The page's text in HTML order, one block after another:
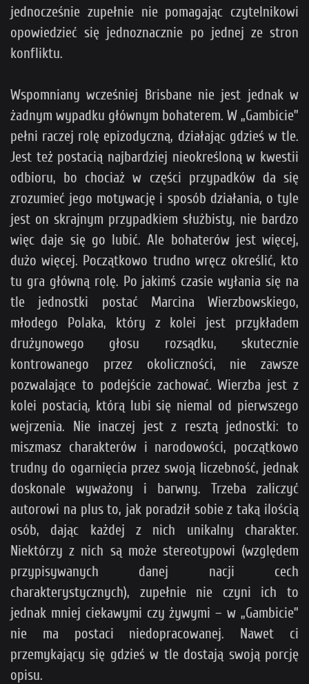
jednocześnie zupełnie nie pomagając czytelnikowi
opowiedzieć się jednoznacznie po jednej ze stron
konfliktu.
Wspomniany wcześniej Brisbane nie jest jednak w
żadnym wypadku głównym bohaterem. W „Gambicie”
pełni raczej rolę epizodyczną, działając gdzieś w tle.
Jest też postacią najbardziej nieokreśloną w kwestii
odbioru, bo chociaż w części przypadków da się
zrozumieć jego motywację i sposób działania, o tyle
jest on skrajnym przypadkiem służbisty, nie bardzo
więc daje się go lubić. Ale bohaterów jest więcej,
dużo więcej. Początkowo trudno wręcz określić, kto
tu gra główną rolę. Po jakimś czasie wyłania się na
tle jednostki postać Marcina Wierzbowskiego,
młodego Polaka, który z kolei jest przykładem
drużynowego głosu rozsądku, skutecznie
kontrowanego przez okoliczności, nie zawsze
pozwalające to podejście zachować. Wierzba jest z
kolei postacią, którą lubi się niemal od pierwszego
wejrzenia. Nie inaczej jest z resztą jednostki: to
miszmasz charakterów i narodowości, początkowo
trudny do ogarnięcia przez swoją liczebność, jednak
doskonale wyważony i barwny. Trzeba zaliczyć
autorowi na plus to, jak poradził sobie z taką ilością
osób, dając każdej z nich unikalny charakter.
Niektórzy z nich są może stereotypowi (względem
przypisywanych danej nacji cech
charakterystycznych), zupełnie nie czyni ich to
jednak mniej ciekawymi czy żywymi – w „Gambicie”
nie ma postaci niedopracowanej. Nawet ci
przemykający się gdzieś w tle dostają swoją porcję
opisu.